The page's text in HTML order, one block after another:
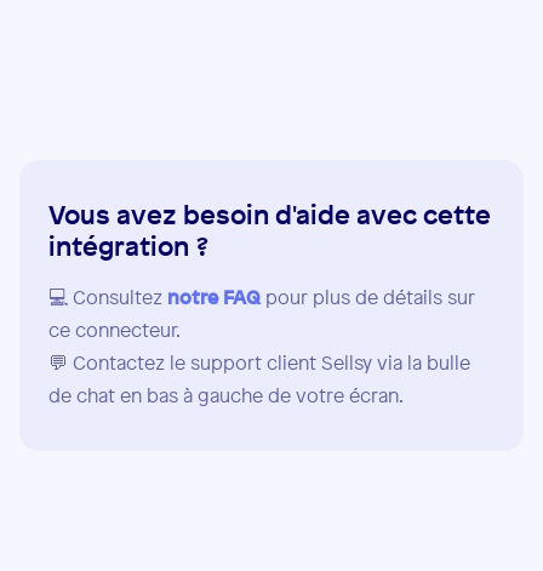
Vous avez besoin d'aide avec cette
intégration ?
💻 Consultez notre FAQpour plus de détails sur
ce connecteur.
💬 Contactez le support client Sellsy via la bulle
de chat en bas à gauche de votre écran.